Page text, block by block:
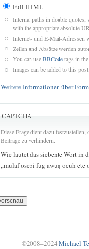
Full HTML
Internal paths in double quotes,
with the appropriate absolute
Internet- und E-Mail-Adressen
Zeilen und Absätze werden
You can useBBCodetags in
Images can be added to this post.
Weitere Informationen über
CAPTCHA
Diese Frage dient dazu
Beiträge zu verhindern.
Wie lautet das siebente Wort in
„mulaf osebi fug awuq ocuh ete
©2008–2024 Michael